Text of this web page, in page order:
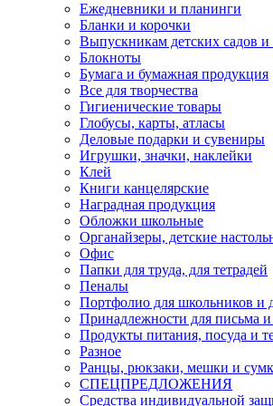
Ежедневники и планинги
Бланки и корочки
Выпускникам детских садов
Блокноты
Бумага и бумажная продукция
Все для творчества
Гигиенические товары
Глобусы, карты, атласы
Деловые подарки и сувениры
Игрушки, значки, наклейки
Клей
Книги канцелярские
Наградная продукция
Обложки школьные
Органайзеры, детские
Офис
Папки для труда, для тетрадей
Пеналы
Портфолио для школьников и
Принадлежности для письма и
Продукты питания, посуда и
Разное
Ранцы, рюкзаки, мешки и
СПЕЦПРЕДЛОЖЕНИЯ
Средства индивидуальной